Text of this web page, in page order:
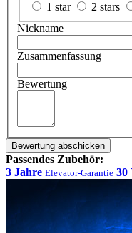
1 star
2 stars
Nickname
Zusammenfassung
Bewertung
Bewertung abschicken
Passendes Zubehör:
3 Jahre Elevator-Garantie 30